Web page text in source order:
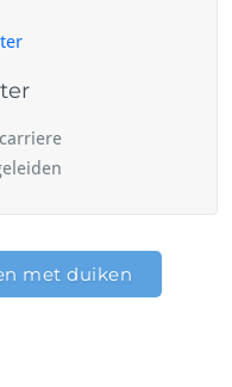
met duiken